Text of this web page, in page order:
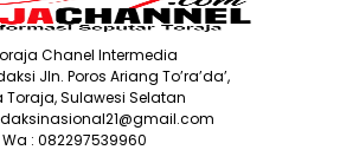
Chanel Intermedia
Jln. Poros Ariang To’ra’da’,
Toraja, Sulawesi Selatan
Wa : 082297539960